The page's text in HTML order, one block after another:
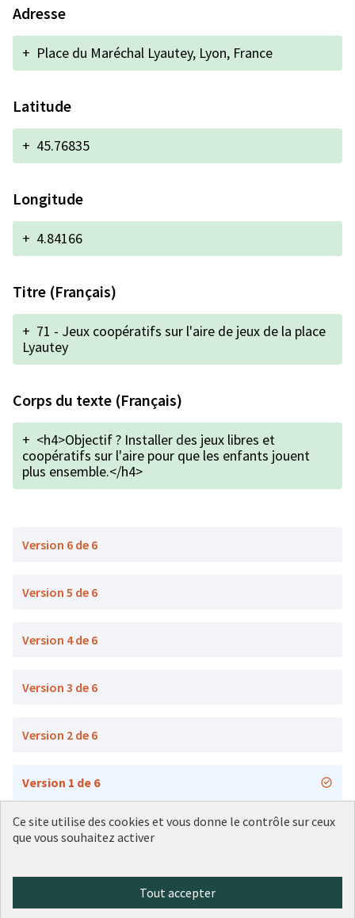
Adresse
+ Place du Maréchal Lyautey, Lyon, France
Latitude
+ 45.76835
Longitude
+ 4.84166
Titre (Français)
+ 71 - Jeux coopératifs sur l'aire de jeux de la place
Lyautey
Corps du texte (Français)
+ <h4>Objectif ? Installer des jeux libres et
coopératifs sur l'aire pour que les enfants jouent
plus ensemble.</h4>
Version 6 de 6
Version 5 de 6
Version 4 de 6
Version 3 de 6
Version 2 de 6
Version 1 de 6
(Lien externe)
(Lien externe)
(Lien externe)
(Lien externe)
(Lien externe)
Ce site utilise des cookies et vous donne le contrôle sur ceux
que vous souhaitez activer
Tout accepter